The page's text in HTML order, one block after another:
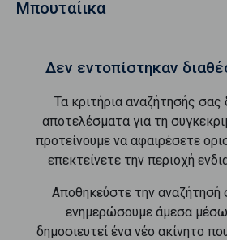
Μπουταίικα
Δεν εντοπίστηκαν
Τα κριτήρια αναζήτησής
αποτελέσματα για τη
προτείνουμε να αφαιρέσετε
επεκτείνετε την περιοχή
Αποθηκεύστε την αναζήτησή
ενημερώσουμε άμεσα
δημοσιευτεί ένα νέο ακίνητο